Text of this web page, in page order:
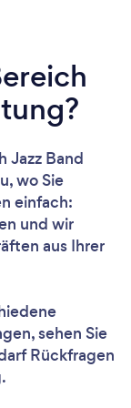
Jazz Band
wo Sie
einfach:
und wir
aus Ihrer
sehen Sie
Rückfragen